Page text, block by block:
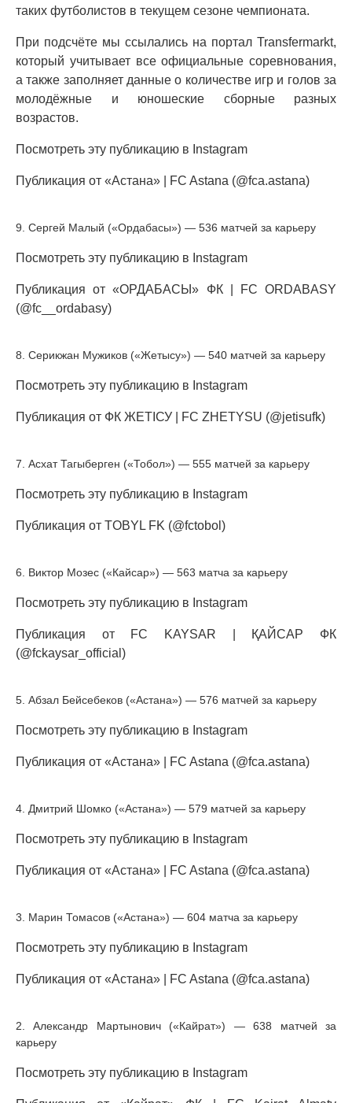
таких футболистов в текущем сезоне чемпионата.
При подсчёте мы ссылались на портал Transfermarkt,
который учитывает все официальные соревнования,
а также заполняет данные о количестве игр и голов за
молодёжные и юношеские сборные разных
возрастов.
Посмотреть эту публикацию в Instagram
Публикация от «Астана» | FC Astana (@fca.astana)
9. Сергей Малый («Ордабасы») — 536 матчей за карьеру
Посмотреть эту публикацию в Instagram
Публикация от «ОРДАБАСЫ» ФК | FC ORDABASY
(@fc__ordabasy)
8. Серикжан Мужиков («Жетысу») — 540 матчей за карьеру
Посмотреть эту публикацию в Instagram
Публикация от ФК ЖЕТІСУ | FC ZHETYSU (@jetisufk)
7. Асхат Тагыберген («Тобол») — 555 матчей за карьеру
Посмотреть эту публикацию в Instagram
Публикация от TOBYL FK (@fctobol)
6. Виктор Мозес («Кайсар») — 563 матча за карьеру
Посмотреть эту публикацию в Instagram
Публикация от FC KAYSAR | ҚАЙСАР ФК
(@fckaysar_official)
5. Абзал Бейсебеков («Астана») — 576 матчей за карьеру
Посмотреть эту публикацию в Instagram
Публикация от «Астана» | FC Astana (@fca.astana)
4. Дмитрий Шомко («Астана») — 579 матчей за карьеру
Посмотреть эту публикацию в Instagram
Публикация от «Астана» | FC Astana (@fca.astana)
3. Марин Томасов («Астана») — 604 матча за карьеру
Посмотреть эту публикацию в Instagram
Публикация от «Астана» | FC Astana (@fca.astana)
2. Александр Мартынович («Кайрат») — 638 матчей за
карьеру
Посмотреть эту публикацию в Instagram